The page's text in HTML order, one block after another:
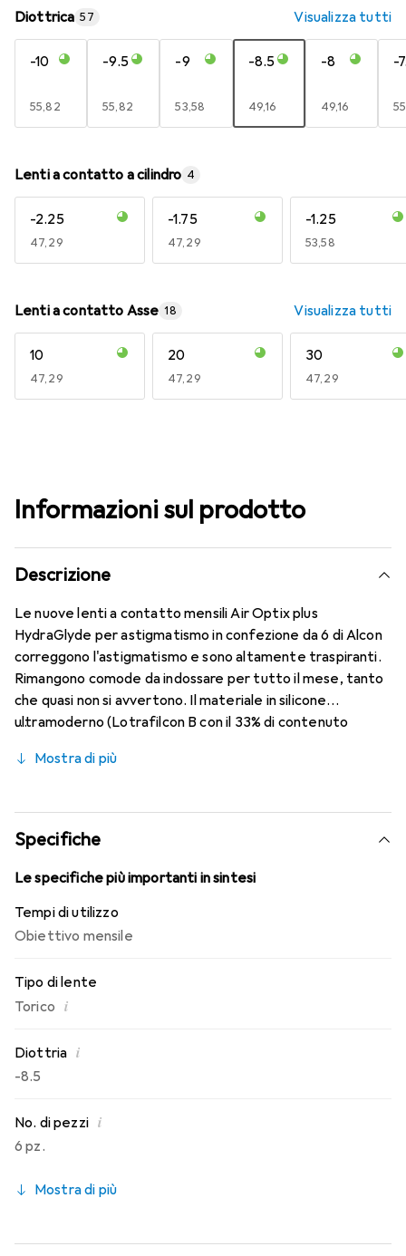
Diottrica 57 Visualizza tutti
-10
EUR
55,82
-9.5
EUR
55,82
-9
EUR
53,58
-8.5
EUR
49,16
-8
EUR
49,16
-
Lenti a contatto a cilindro 4
-2.25
EUR
47,29
-1.75
EUR
47,29
-1.25
EUR
53,58
Lenti a contatto Asse 18 Visualizza tutti
10
EUR
47,29
20
EUR
47,29
30
EUR
47,29
Informazioni sul prodotto
Descrizione
Le nuove lenti a contatto mensili Air Optix plus
HydraGlyde per astigmatismo in confezione da 6 di Alcon
correggono l'astigmatismo e sono altamente traspiranti.
Rimangono comode da indossare per tutto il mese, tanto
che quasi non si avvertono. Il materiale in silicone
ultramoderno (Lotrafilcon B con il 33% di contenuto
Moisture Matrix e la nota tecnologia SmartShield,
conosci. Un comfort duraturo e senza interruzioni per
tutto il giorno con le lenti mensili.
Mostra di più
Specifiche
Le specifiche più importanti in sintesi
Tempi di utilizzo
Obiettivo mensile
Tipo di lente
Torico i
Diottria i
-8.5
No. di pezzi i
6 pz.
Mostra di più